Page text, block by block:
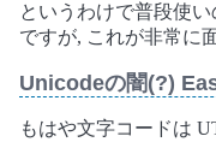
というわけで普段使
ですが, これが非常に
Unicodeの闇(?)
もはや文字コードは